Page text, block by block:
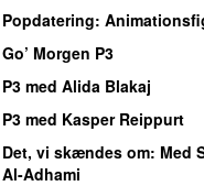
Popdatering:
Go’ Morgen P3
P3 med Alida Blakaj
P3 med Kasper Reippurt
Det, vi skændes om: Med
Al-Adhami